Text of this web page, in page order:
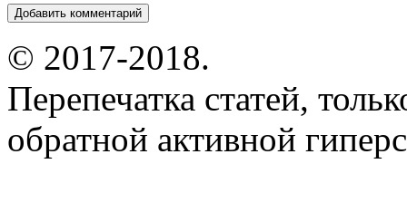
© 2017-2018.
Перепечатка статей,
обратной активной